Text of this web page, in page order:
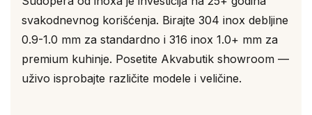
svakodnevnog korišćenja. Birajte 304 inox debljine
0.9-1.0 mm za standardno i 316 inox 1.0+ mm za
premium kuhinje. Posetite Akvabutik showroom —
uživo isprobajte različite modele i veličine.